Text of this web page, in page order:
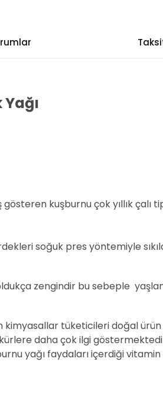
gösteren kuşburnu çok yıllık
soğuk pres yöntemiyle
zengindir bu sebeple
tüketicileri doğal ürün
daha çok ilgi
yağı faydaları içerdiği